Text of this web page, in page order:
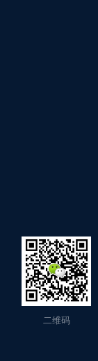
二维码